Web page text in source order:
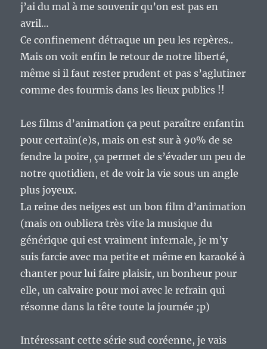
j’ai du mal à me souvenir qu’on est pas en
avril…
Ce confinement détraque un peu les repères..
Mais on voit enfin le retour de notre liberté,
même si il faut rester prudent et pas s’aglutiner
comme des fourmis dans les lieux publics !!
Les films d’animation ça peut paraître enfantin
pour certain(e)s, mais on est sur à 90% de se
fendre la poire, ça permet de s’évader un peu de
notre quotidien, et de voir la vie sous un angle
plus joyeux.
La reine des neiges est un bon film d’animation
(mais on oubliera très vite la musique du
générique qui est vraiment infernale, je m’y
suis farcie avec ma petite et même en karaoké à
chanter pour lui faire plaisir, un bonheur pour
elle, un calvaire pour moi avec le refrain qui
résonne dans la tête toute la journée ;p)
Intéressant cette série sud coréenne, je vais